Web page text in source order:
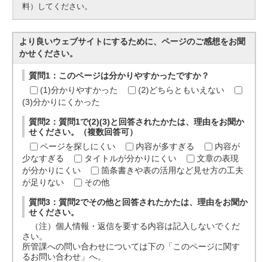
料）してください。
より良いウェブサイトにするために、ページのご感想をお聞
かせください。
質問1：このページは分かりやすかったですか？
(1)分かりやすかった
(2)どちらともいえない
(3)分かりにくかった
質問2：質問1で(2)(3)と回答されたかたは、理由をお聞か
せください。（複数回答可）
ページを探しにくい
内容が多すぎる
内容が
少なすぎる
タイトルが分かりにくい
文章の表現
が分かりにくい
箇条書きや表の活用など見せ方の工夫
が足りない
その他
質問3：質問2でその他と回答されたかたは、理由をお聞か
せください。
（注）個人情報・返信を要する内容は記入しないでくだ
さい。
所管課への問い合わせについては下の「このページに関す
るお問い合わせ」へ。